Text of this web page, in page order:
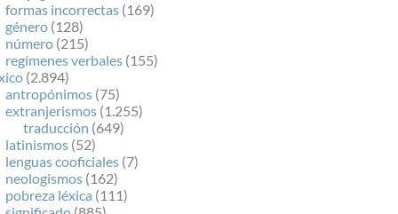
formas incorrectas (169)
género (128)
número (215)
regímenes verbales (155)
(2.894)
antropónimos (75)
extranjerismos (1.255)
traducción (649)
latinismos (52)
lenguas cooficiales (7)
neologismos (162)
pobreza léxica (111)